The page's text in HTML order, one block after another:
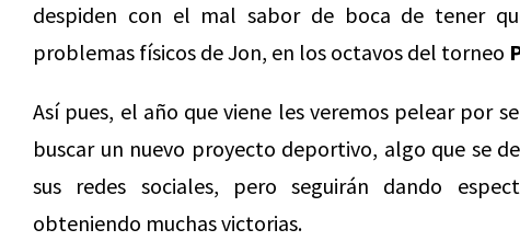
despiden con el mal sabor de boca de tener
problemas físicos de Jon, en los octavos del torneo
Así pues, el año que viene les veremos pelear por
buscar un nuevo proyecto deportivo, algo que se
sus redes sociales, pero seguirán dando
obteniendo muchas victorias.